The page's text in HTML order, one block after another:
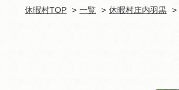
休暇村TOP 一覧 休暇村庄内羽黒